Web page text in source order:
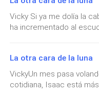
Caminó durante horas
rodeo la laguna hasta
entretejían y lo
El lobo se permitió
Vicky Si ya me dolía la
ha incrementado al
yo?» —¿De qué estás
seriamente, intentando
sentir conforme pasan
preguntas se
La otra cara de la luna
VickyUn mes pasa
cotidiana, Isaac está